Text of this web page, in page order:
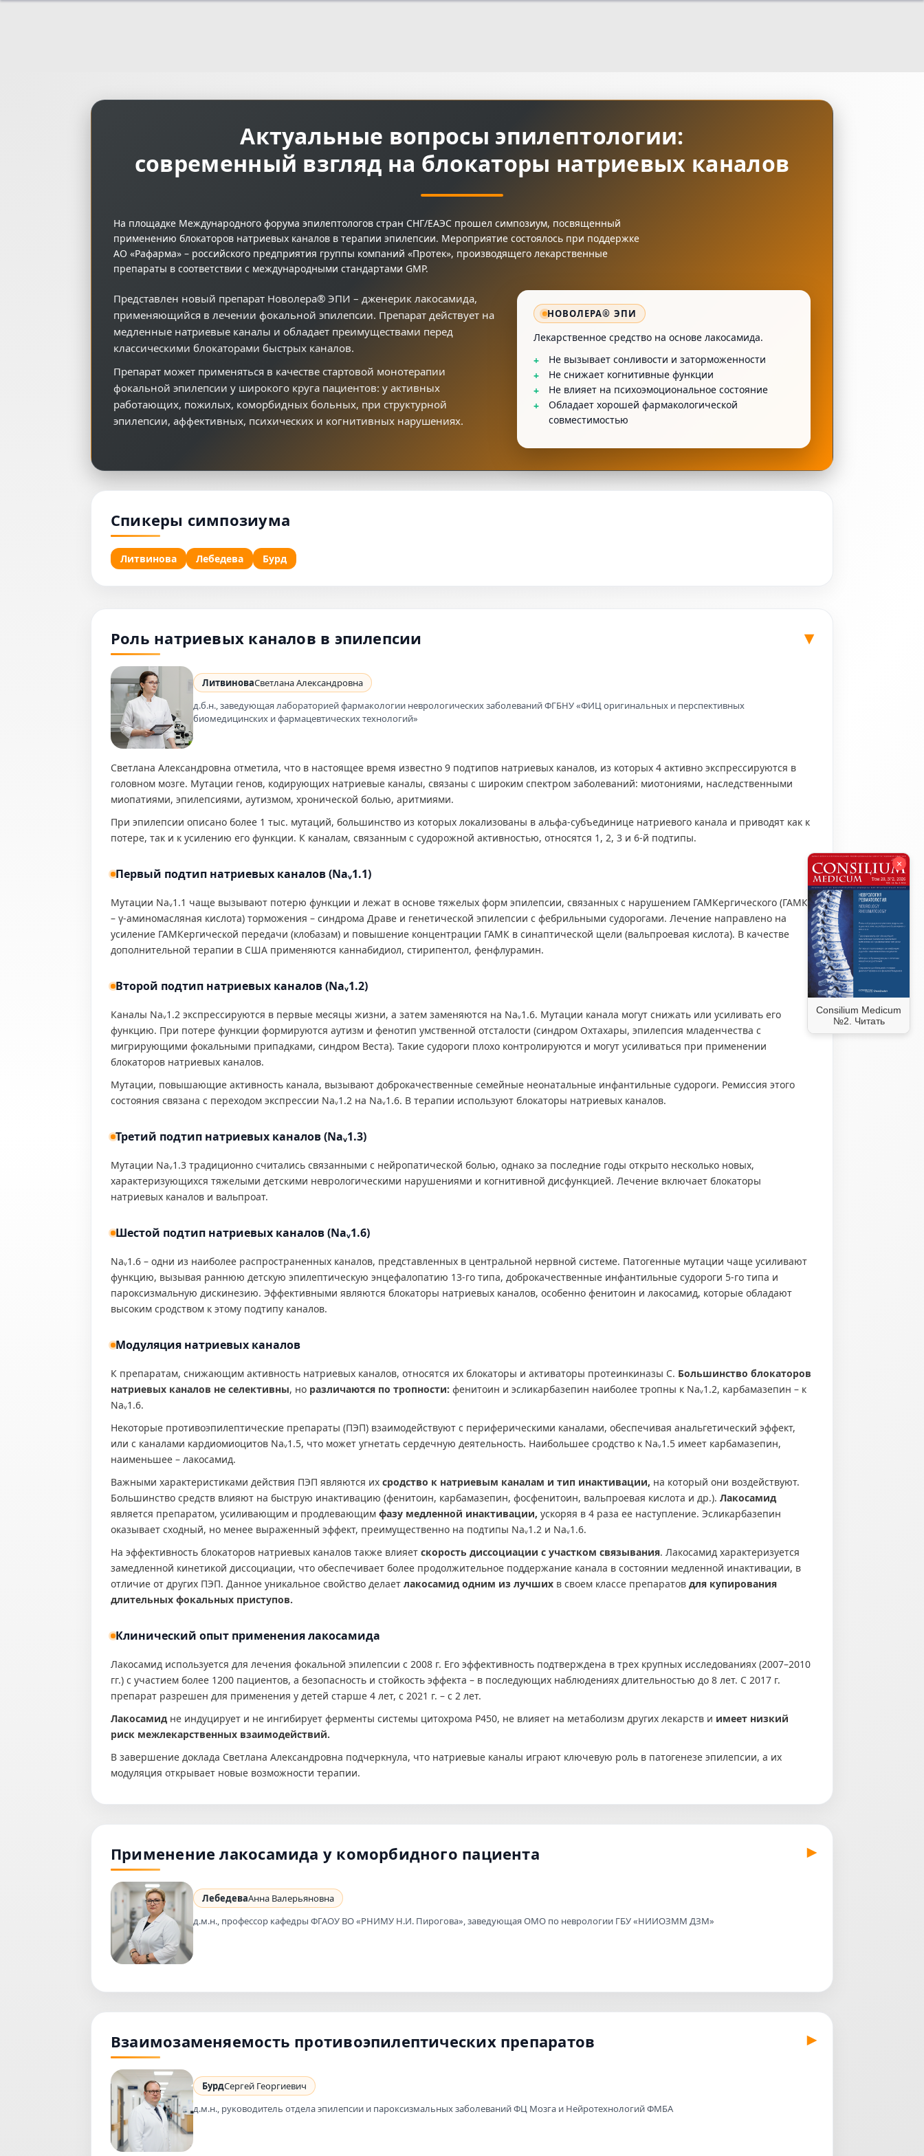
Актуальные вопросы эпилептологии:
cовременный взгляд на блокаторы натриевых каналов
На площадке Международного форума эпилептологов стран СНГ/ЕАЭС прошел симпозиум, посвященный
применению блокаторов натриевых каналов в терапии эпилепсии. Мероприятие состоялось при поддержке
АО «Рафарма» – российского предприятия группы компаний «Протек», производящего лекарственные
препараты в соответствии с международными стандартами GMP.
Представлен новый препарат Новолера® ЭПИ – дженерик лакосамида,
применяющийся в лечении фокальной эпилепсии. Препарат действует на
медленные натриевые каналы и обладает преимуществами перед
классическими блокаторами быстрых каналов.
Препарат может применяться в качестве стартовой монотерапии
фокальной эпилепсии у широкого круга пациентов: у активных
работающих, пожилых, коморбидных больных, при структурной
эпилепсии, аффективных, психических и когнитивных нарушениях.
НОВОЛЕРА® ЭПИ
Лекарственное средство на основе лакосамида.
+
Не вызывает сонливости и заторможенности
+
Не снижает когнитивные функции
+
Не влияет на психоэмоциональное состояние
+
Обладает хорошей фармакологической
совместимостью
Спикеры симпозиума
Литвинова Лебедева Бурд
Роль натриевых каналов в эпилепсии
ЛитвиноваСветлана Александровна
д.б.н., заведующая лабораторией фармакологии неврологических заболеваний ФГБНУ «ФИЦ оригинальных и перспективных
биомедицинских и фармацевтических технологий»
Светлана Александровна отметила, что в настоящее время известно 9 подтипов натриевых каналов, из которых 4 активно экспрессируются в
головном мозге. Мутации генов, кодирующих натриевые каналы, связаны с широким спектром заболеваний: миотониями, наследственными
миопатиями, эпилепсиями, аутизмом, хронической болью, аритмиями.
При эпилепсии описано более 1 тыс. мутаций, большинство из которых локализованы в альфа-субъединице натриевого канала и приводят как к
потере, так и к усилению его функции. К каналам, связанным с судорожной активностью, относятся 1, 2, 3 и 6-й подтипы.
Первый подтип натриевых каналов (Naᵥ1.1)
Мутации Naᵥ1.1 чаще вызывают потерю функции и лежат в основе тяжелых форм эпилепсии, связанных с нарушением ГАМКергического (ГАМК
– γ-аминомасляная кислота) торможения – синдрома Драве и генетической эпилепсии с фебрильными судорогами. Лечение направлено на
усиление ГАМКергической передачи (клобазам) и повышение концентрации ГАМК в синаптической щели (вальпроевая кислота). В качестве
дополнительной терапии в США применяются каннабидиол, стирипентол, фенфлурамин.
Второй подтип натриевых каналов (Naᵥ1.2)
Каналы Naᵥ1.2 экспрессируются в первые месяцы жизни, а затем заменяются на Naᵥ1.6. Мутации канала могут снижать или усиливать его
функцию. При потере функции формируются аутизм и фенотип умственной отсталости (синдром Охтахары, эпилепсия младенчества с
мигрирующими фокальными припадками, синдром Веста). Такие судороги плохо контролируются и могут усиливаться при применении
блокаторов натриевых каналов.
Мутации, повышающие активность канала, вызывают доброкачественные семейные неонатальные инфантильные судороги. Ремиссия этого
состояния связана с переходом экспрессии Naᵥ1.2 на Naᵥ1.6. В терапии используют блокаторы натриевых каналов.
Третий подтип натриевых каналов (Naᵥ1.3)
Мутации Naᵥ1.3 традиционно считались связанными с нейропатической болью, однако за последние годы открыто несколько новых,
характеризующихся тяжелыми детскими неврологическими нарушениями и когнитивной дисфункцией. Лечение включает блокаторы
натриевых каналов и вальпроат.
Шестой подтип натриевых каналов (Naᵥ1.6)
Naᵥ1.6 – одни из наиболее распространенных каналов, представленных в центральной нервной системе. Патогенные мутации чаще усиливают
функцию, вызывая раннюю детскую эпилептическую энцефалопатию 13-го типа, доброкачественные инфантильные судороги 5-го типа и
пароксизмальную дискинезию. Эффективными являются блокаторы натриевых каналов, особенно фенитоин и лакосамид, которые обладают
высоким сродством к этому подтипу каналов.
Модуляция натриевых каналов
К препаратам, снижающим активность натриевых каналов, относятся их блокаторы и активаторы протеинкиназы С. Большинство блокаторов
натриевых каналов не селективны, но различаются по тропности: фенитоин и эсликарбазепин наиболее тропны к Naᵥ1.2, карбамазепин – к
Naᵥ1.6.
Некоторые противоэпилептические препараты (ПЭП) взаимодействуют с периферическими каналами, обеспечивая анальгетический эффект,
или с каналами кардиомиоцитов Naᵥ1.5, что может угнетать сердечную деятельность. Наибольшее сродство к Naᵥ1.5 имеет карбамазепин,
наименьшее – лакосамид.
Важными характеристиками действия ПЭП являются их сродство к натриевым каналам и тип инактивации, на который они воздействуют.
Большинство средств влияют на быструю инактивацию (фенитоин, карбамазепин, фосфенитоин, вальпроевая кислота и др.). Лакосамид
является препаратом, усиливающим и продлевающим фазу медленной инактивации, ускоряя в 4 раза ее наступление. Эсликарбазепин
оказывает сходный, но менее выраженный эффект, преимущественно на подтипы Naᵥ1.2 и Naᵥ1.6.
На эффективность блокаторов натриевых каналов также влияет скорость диссоциации с участком связывания. Лакосамид характеризуется
замедленной кинетикой диссоциации, что обеспечивает более продолжительное поддержание канала в состоянии медленной инактивации, в
отличие от других ПЭП. Данное уникальное свойство делает лакосамид одним из лучших в своем классе препаратов для купирования
длительных фокальных приступов.
Клинический опыт применения лакосамида
Лакосамид используется для лечения фокальной эпилепсии с 2008 г. Его эффективность подтверждена в трех крупных исследованиях (2007–2010
гг.) с участием более 1200 пациентов, а безопасность и стойкость эффекта – в последующих наблюдениях длительностью до 8 лет. С 2017 г.
препарат разрешен для применения у детей старше 4 лет, с 2021 г. – с 2 лет.
Лакосамид не индуцирует и не ингибирует ферменты системы цитохрома P450, не влияет на метаболизм других лекарств и имеет низкий
риск межлекарственных взаимодействий.
В завершение доклада Светлана Александровна подчеркнула, что натриевые каналы играют ключевую роль в патогенезе эпилепсии, а их
модуляция открывает новые возможности терапии.
Применение лакосамида у коморбидного пациента
ЛебедеваАнна Валерьяновна
д.м.н., профессор кафедры ФГАОУ ВО «РНИМУ Н.И. Пирогова», заведующая ОМО по неврологии ГБУ «НИИОЗММ ДЗМ»
Взаимозаменяемость противоэпилептических препаратов
БурдСергей Георгиевич
д.м.н., руководитель отдела эпилепсии и пароксизмальных заболеваний ФЦ Мозга и Нейротехнологий ФМБА
×
Consilium Medicum
№2. Читать